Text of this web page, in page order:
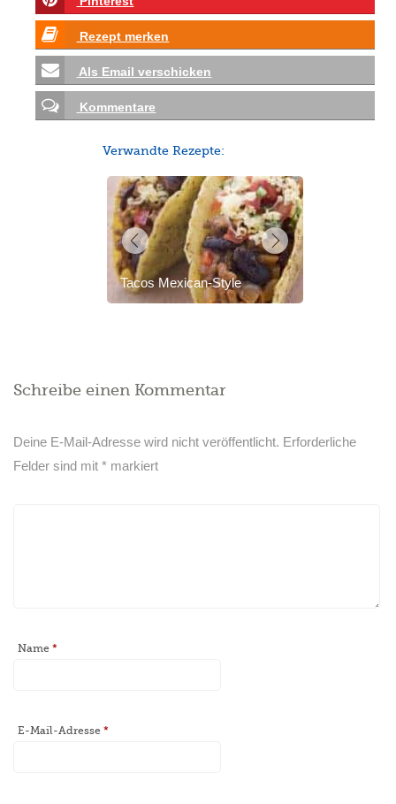
Rezept merken
Als Email verschicken
Kommentare
Verwandte Rezepte:
Tacos Mexican-Style
Schreibe einen Kommentar
Deine E-Mail-Adresse wird nicht veröffentlicht. Erforderliche
Felder sind mit* markiert
Name*
E-Mail-Adresse*